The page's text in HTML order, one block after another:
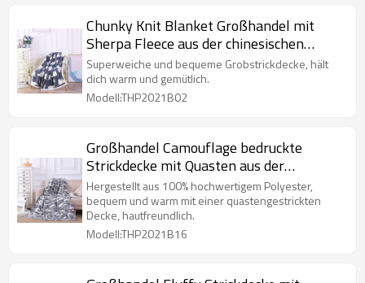
Chunky Knit Blanket Großhandel mit
Sherpa Fleece aus der chinesischen
Fabrik
Superweiche und bequeme Grobstrickdecke, hält
dich warm und gemütlich.
Modell:THP2021B02
Großhandel Camouflage bedruckte
Strickdecke mit Quasten aus der
chinesischen Fabrik
Hergestellt aus 100% hochwertigem Polyester,
bequem und warm mit einer quastengestrickten
Decke, hautfreundlich.
Modell:THP2021B16